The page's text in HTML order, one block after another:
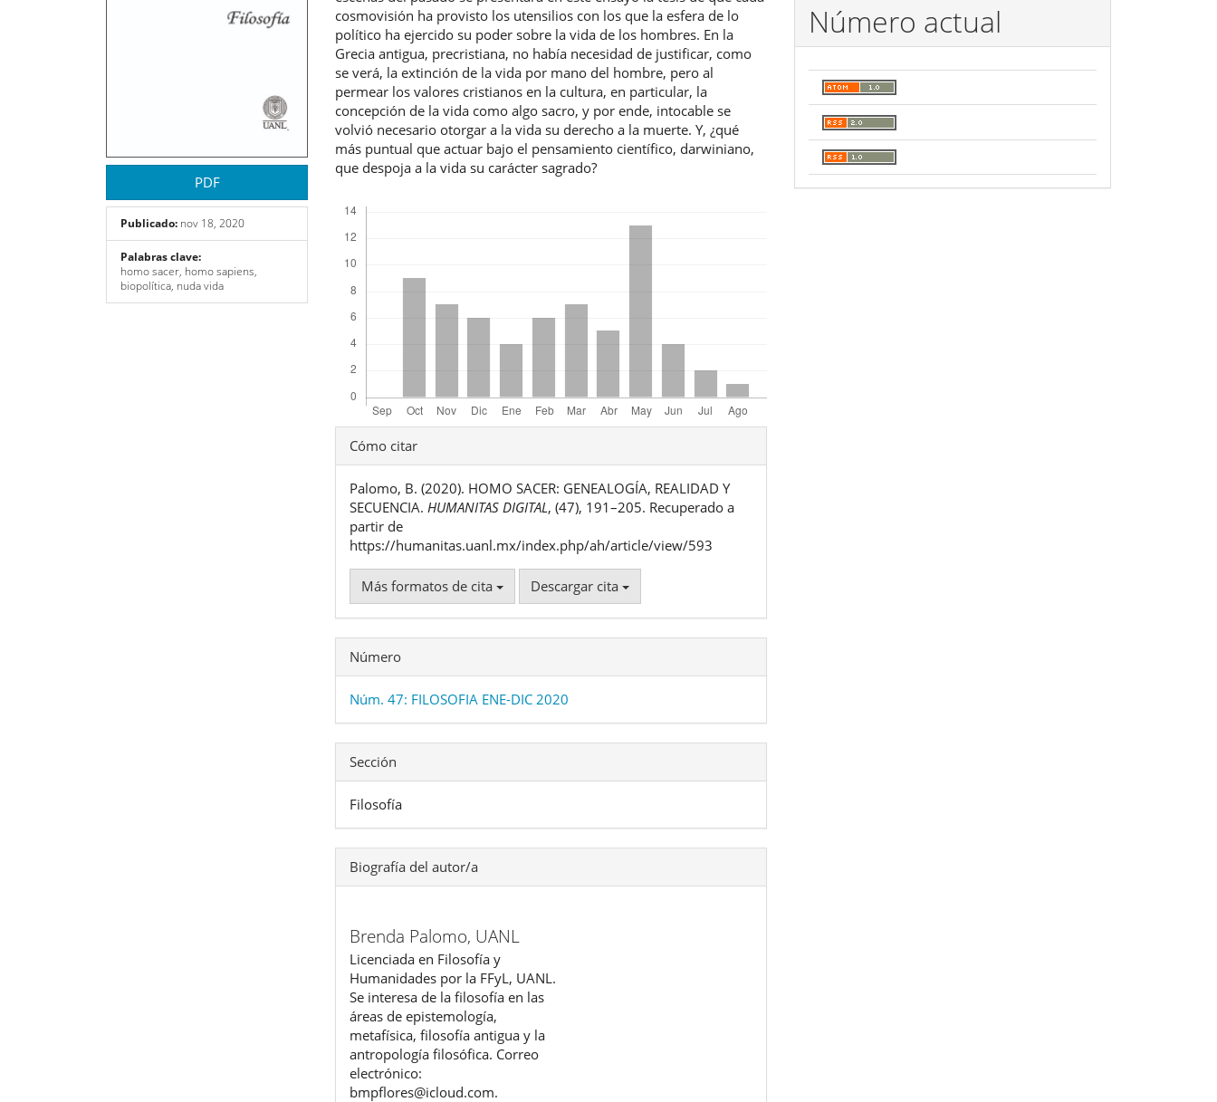
PDF
Publicado: nov 18, 2020
Palabras clave:
homo sacer, homo sapiens,
biopolítica, nuda vida
cosmovisión ha provisto los utensilios con los que la esfera de lo
político ha ejercido su poder sobre la vida de los hombres. En la
Grecia antigua, precristiana, no había necesidad de justificar, como
se verá, la extinción de la vida por mano del hombre, pero al
permear los valores cristianos en la cultura, en particular, la
concepción de la vida como algo sacro, y por ende, intocable se
volvió necesario otorgar a la vida su derecho a la muerte. Y, ¿qué
más puntual que actuar bajo el pensamiento científico, darwiniano,
que despoja a la vida su carácter sagrado?
Detalles
del
artículo
Cómo citar
Palomo, B. (2020). HOMO SACER: GENEALOGÍA, REALIDAD Y
SECUENCIA. HUMANITAS DIGITAL, (47), 191–205. Recuperado a
partir de
https://humanitas.uanl.mx/index.php/ah/article/view/593
Más formatos de cita Descargar cita
Número
Núm. 47: FILOSOFIA ENE-DIC 2020
Sección
Filosofía
Biografía del autor/a
Brenda Palomo, UANL
Licenciada en Filosofía y
Humanidades por la FFyL, UANL.
Se interesa de la filosofía en las
áreas de epistemología,
metafísica, filosofía antigua y la
antropología filosófica. Correo
electrónico:
bmpflores@icloud.com.
Número actual